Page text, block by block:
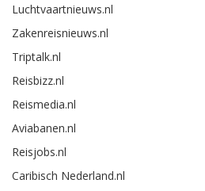
Luchtvaartnieuws.nl
Zakenreisnieuws.nl
Triptalk.nl
Reisbizz.nl
Reismedia.nl
Aviabanen.nl
Reisjobs.nl
Caribisch Nederland.nl